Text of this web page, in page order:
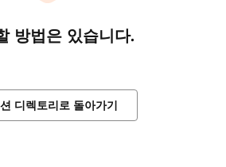
방법은 있습니다.
디렉토리로 돌아가기